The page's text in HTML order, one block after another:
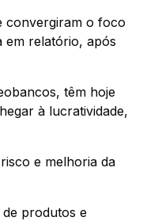
convergiram o foco
em relatório, após
têm hoje
à lucratividade,
e melhoria da
produtos e